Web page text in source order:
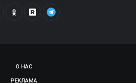
О НАС
РЕКЛАМА